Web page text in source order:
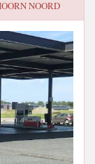
NOORD